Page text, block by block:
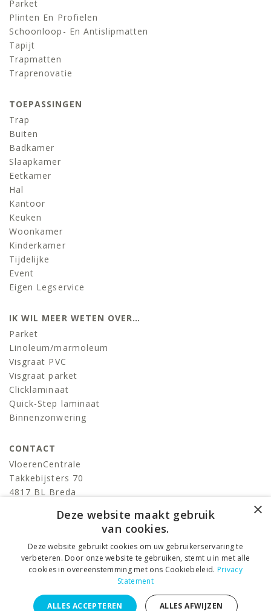
Parket
Plinten En Profielen
Schoonloop- En Antislipmatten
Tapijt
Trapmatten
Traprenovatie
TOEPASSINGEN
Trap
Buiten
Badkamer
Slaapkamer
Eetkamer
Hal
Kantoor
Keuken
Woonkamer
Kinderkamer
Tijdelijke
Event
Eigen Legservice
IK WIL MEER WETEN OVER…
Parket
Linoleum/marmoleum
Visgraat PVC
Visgraat parket
Clicklaminaat
Quick-Step laminaat
Binnenzonwering
CONTACT
VloerenCentrale
Takkebijsters 70
4817 BL Breda
info@devloerencentrale.nl
volg ons
VloerenCentrale © 2026 ALL RIGHTS RESERVED. –Privacy
Statement –Algemene voorwaarden
×
Deze website maakt gebruik
van cookies.
Deze website gebruikt cookies om uw gebruikerservaring te
verbeteren. Door onze website te gebruiken, stemt u in met alle
cookies in overeenstemming met ons Cookiebeleid. Privacy
Statement
ALLES ACCEPTEREN ALLES AFWIJZEN